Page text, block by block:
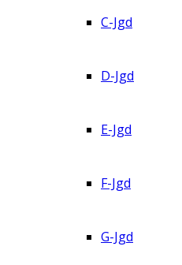
C-Jgd
D-Jgd
E-Jgd
F-Jgd
G-Jgd